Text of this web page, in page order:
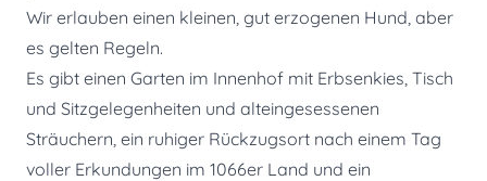
Wir erlauben einen kleinen, gut erzogenen Hund, aber
es gelten Regeln.
Es gibt einen Garten im Innenhof mit Erbsenkies, Tisch
und Sitzgelegenheiten und alteingesessenen
Sträuchern, ein ruhiger Rückzugsort nach einem Tag
voller Erkundungen im 1066er Land und ein